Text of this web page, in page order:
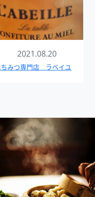
2021.08.20
ちみつ専門店 ラベイユ